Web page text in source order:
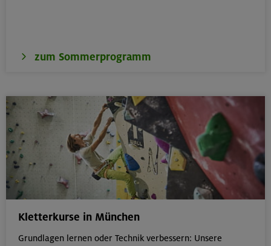
zum Sommerprogramm
Kletterkurse in München
Grundlagen lernen oder Technik verbessern: Unsere